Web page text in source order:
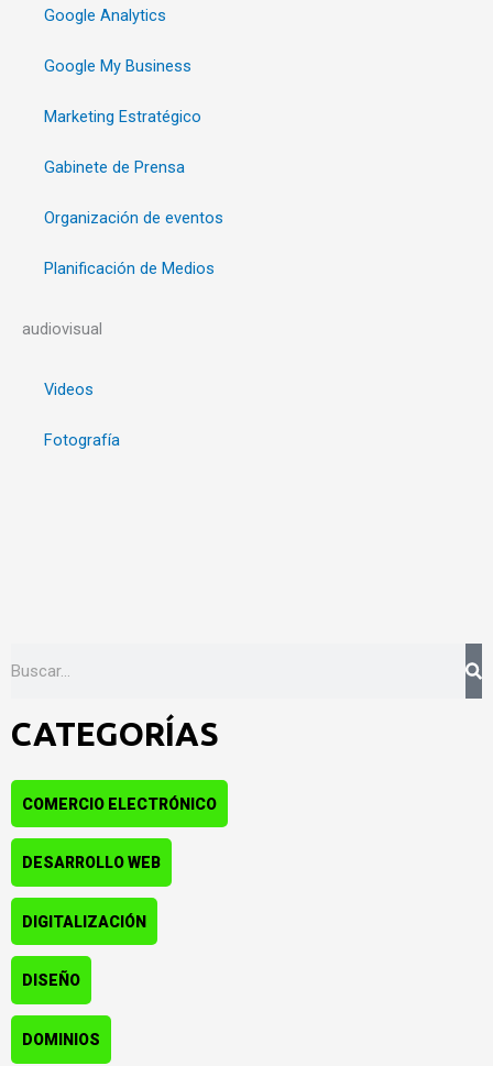
Google Analytics
Google My Business
Marketing Estratégico
Gabinete de Prensa
Organización de eventos
Planificación de Medios
audiovisual
Videos
Fotografía
CATEGORÍAS
COMERCIO ELECTRÓNICO
DESARROLLO WEB
DIGITALIZACIÓN
DISEÑO
DOMINIOS